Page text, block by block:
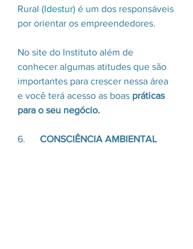
Rural (Idestur) é um dos responsáveis
por orientar os empreendedores.
No site do Instituto além de
conhecer algumas atitudes que são
importantes para crescer nessa área
e você terá acesso as boas práticas
para o seu negócio.
6. CONSCIÊNCIA AMBIENTAL